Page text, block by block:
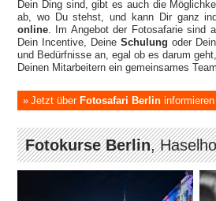
Dein Ding sind, gibt es auch die
ab, wo Du stehst, und kann Dir ganz
online. Im Angebot der Fotosafarie sind
Dein Incentive, Deine Schulung oder
und Bedürfnisse an, egal ob es darum
Deinen Mitarbeitern ein gemeinsames
Jetzt über Fotosafari Berlin informieren
Fotokurse Berlin,